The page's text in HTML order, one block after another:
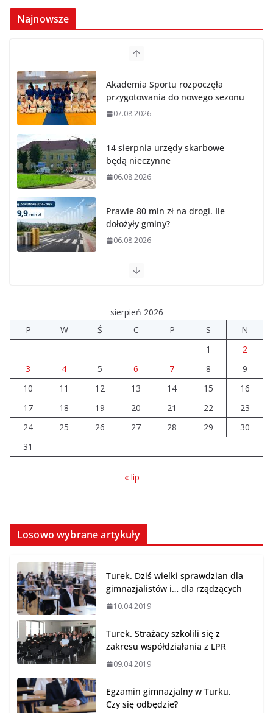
Najnowsze
Akademia Sportu rozpoczęła
przygotowania do nowego sezonu
07.08.2026
14 sierpnia urzędy skarbowe
będą nieczynne
06.08.2026
Prawie 80 mln zł na drogi. Ile
dołożyły gminy?
06.08.2026
Szkoła we Władysławowie
Prawie 20 tys. zł dla dyrektora
szpitala. Podwyżka mimo
finansowych problemów
04.08.2026
Brylant dla Turku? 255. miejsce
trudno uznać za sukces
sierpień 2026
P
W Ś C P S
N
1
2
3
4 5 6 7 8
9
10
11 12 13 14 15
16
17
18 19 20 21 22
23
24
25 26 27 28 29
30
31
« lip
Losowo wybrane artykuły
Turek. Dziś wielki sprawdzian dla
gimnazjalistów i… dla rządzących
10.04.2019
Turek. Strażacy szkolili się z
zakresu współdziałania z LPR
09.04.2019
Egzamin gimnazjalny w Turku.
Czy się odbędzie?